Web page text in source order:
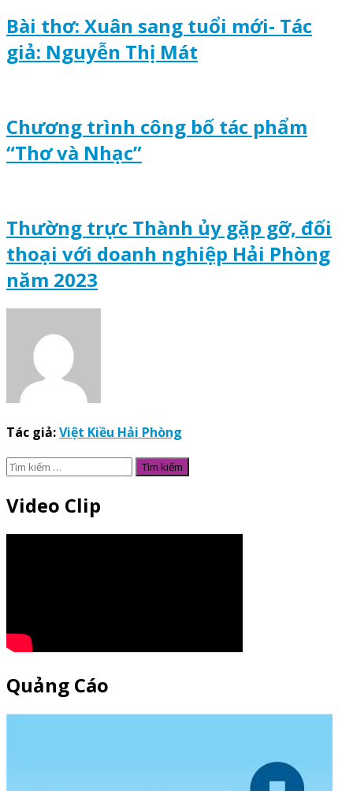
Bài thơ: Xuân sang tuổi mới- Tác
giả: Nguyễn Thị Mát
Chương trình công bố tác phẩm
“Thơ và Nhạc”
Thường trực Thành ủy gặp gỡ, đối
thoại với doanh nghiệp Hải Phòng
năm 2023
Tác giả:Việt Kiều Hải Phòng
Tìm
cho:
Video Clip
Quảng Cáo